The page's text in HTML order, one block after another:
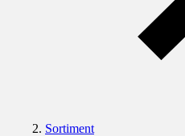
Sortiment